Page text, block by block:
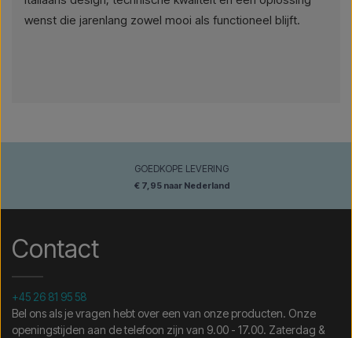
wenst die jarenlang zowel mooi als functioneel blijft.
GOEDKOPE LEVERING
€ 7,95 naar Nederland
Contact
+45 26 81 95 58
Bel ons als je vragen hebt over een van onze producten. Onze
openingstijden aan de telefoon zijn van 9.00 - 17.00. Zaterdag &